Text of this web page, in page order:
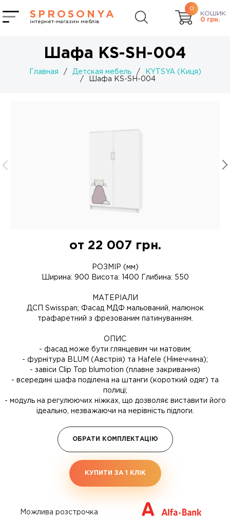
SPROSONYA
інтернет-магазин меблів
0
КОШИК:
0 грн.
Шафа KS-SH-004
Главная / Детская мебель /
KYTSYA (Киця)
/
Шафа KS-SH-004
от 22 007 грн.
РОЗМІР (мм)
Ширина: 900 Висота: 1400 Глибина: 550
МАТЕРІАЛИ
ДСП Swisspan; Фасад МДФ мальований, малюнок
трафаретний з фрезованим патинуванням.
ОПИС
- фасад може бути глянцевим чи матовим;
- фурнітура BLUM (Австрія) та Hafele (Німеччина);
- завіси Clip Top blumotion (плавне закривання)
- всередині шафа поділена на штанги (короткий одяг) та
полиці;
- модуль на регулюючих ніжках, що дозволяє виставити його
ідеально, незважаючи на нерівність підлоги.
ОБРАТИ КОМПЛЕКТАЦІЮ
КУПИТИ ЗА 1 КЛIК
Можлива розстрочка